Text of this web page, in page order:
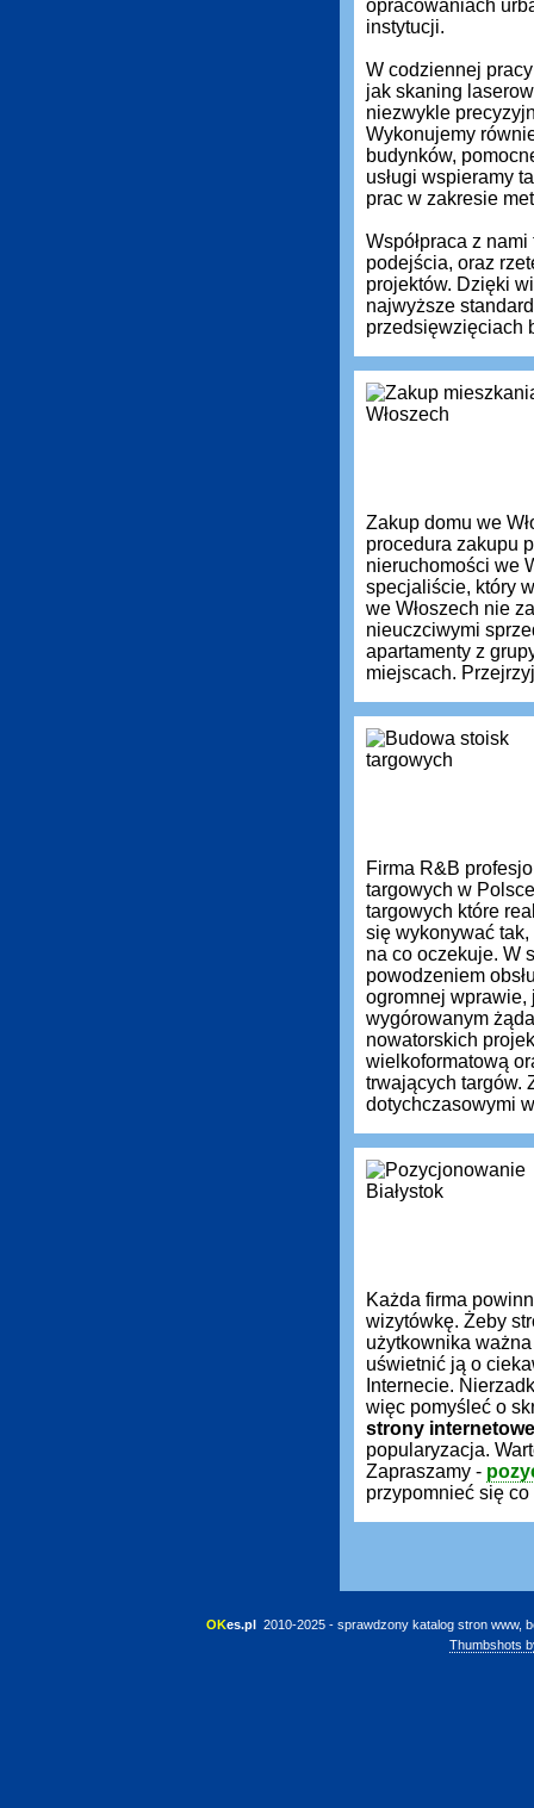
opracowaniach
instytucji.
W codziennej
jak skaning
niezwykle
Wykonujemy
budynków,
usługi wspieramy
prac w zakresie
Współpraca z
podejścia, oraz
projektów. Dzięki
najwyższe
przedsięwzięciach
Zakup domu we
procedura zakupu
nieruchomości we
specjaliście, który
we Włoszech nie
nieuczciwymi
apartamenty z
miejscach.
Firma R&B
targowych w
targowych które
się wykonywać tak,
na co oczekuje. W
powodzeniem
ogromnej wprawie,
wygórowanym
nowatorskich
wielkoformatową
trwających targów.
dotychczasowymi
Każda firma
wizytówkę. Żeby
użytkownika
uświetnić ją o
Internecie.
więc pomyśleć o
strony internetowe
popularyzacja.
Zapraszamy -
przypomnieć się
OKes.pl 2010-2025 - sprawdzony katalog stron www,
Thumbshots